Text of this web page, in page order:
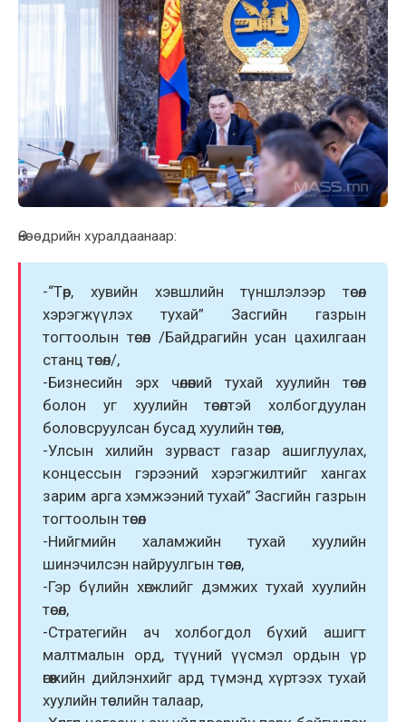
Өнөөдрийн xуралдаанаар:
-“Төр, хувийн хэвшлийн түншлэлээр төсөл
хэрэгжүүлэх тухай” Засгийн газрын
тогтоолын төсөл /Байдрагийн усан цахилгаан
станц төсөл/,
-Бизнесийн эрх чөлөөний тухай хуулийн төсөл
болон уг хуулийн төсөлтэй холбогдуулан
боловсруулсан бусад хуулийн төсөл,
-Улсын хилийн зурваст газар ашиглуулах,
концессын гэрээний хэрэгжилтийг хангах
зарим арга хэмжээний тухай” Засгийн газрын
тогтоолын төсөл
-Нийгмийн халамжийн тухай хуулийн
шинэчилсэн найруулгын төсөл,
-Гэр бүлийн хөгжлийг дэмжих тухай хуулийн
төсөл,
-Стратегийн ач холбогдол бүхий ашигт
малтмалын орд, түүний үүсмэл ордын үр
өгөөжийн дийлэнхийг ард түмэнд хүртээх тухай
хуулийн төслийн талаар,